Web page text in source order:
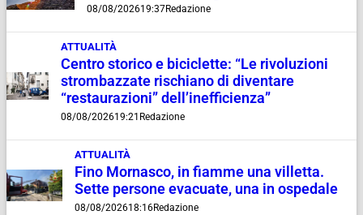
08/08/202619:37Redazione
ATTUALITÀ
Centro storico e biciclette: “Le rivoluzioni
strombazzate rischiano di diventare
“restaurazioni” dell’inefficienza”
08/08/202619:21 Redazione
ATTUALITÀ
Fino Mornasco, in fiamme una villetta.
Sette persone evacuate, una in ospedale
08/08/202618:16Redazione